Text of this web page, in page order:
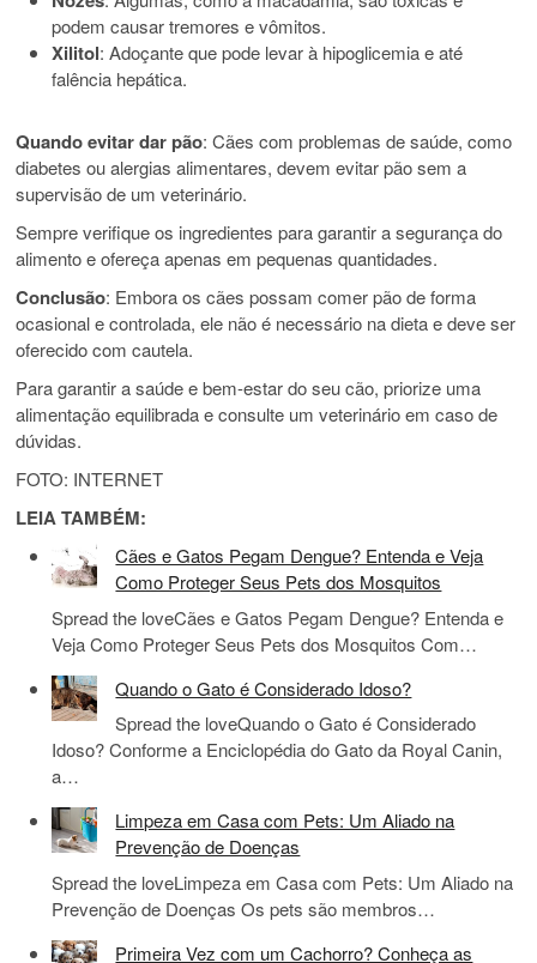
podem causar tremores e vômitos.
Xilitol: Adoçante que pode levar à hipoglicemia e até
falência hepática.
Quando evitar dar pão: Cães com problemas de saúde, como
diabetes ou alergias alimentares, devem evitar pão sem a
supervisão de um veterinário.
Sempre verifique os ingredientes para garantir a segurança do
alimento e ofereça apenas em pequenas quantidades.
Conclusão: Embora os cães possam comer pão de forma
ocasional e controlada, ele não é necessário na dieta e deve ser
oferecido com cautela.
Para garantir a saúde e bem-estar do seu cão, priorize uma
alimentação equilibrada e consulte um veterinário em caso de
dúvidas.
FOTO: INTERNET
LEIA TAMBÉM:
Cães e Gatos Pegam Dengue? Entenda e Veja
Como Proteger Seus Pets dos Mosquitos
Spread the loveCães e Gatos Pegam Dengue? Entenda e
Veja Como Proteger Seus Pets dos Mosquitos Com…
Quando o Gato é Considerado Idoso?
Spread the loveQuando o Gato é Considerado
Idoso? Conforme a Enciclopédia do Gato da Royal Canin,
a…
Limpeza em Casa com Pets: Um Aliado na
Prevenção de Doenças
Spread the loveLimpeza em Casa com Pets: Um Aliado na
Prevenção de Doenças Os pets são membros…
Primeira Vez com um Cachorro? Conheça as